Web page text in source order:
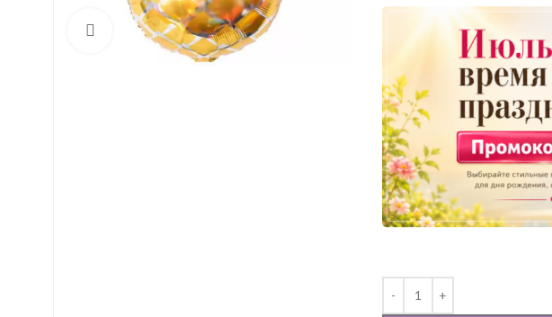
Нажмите, чтобы увеличить